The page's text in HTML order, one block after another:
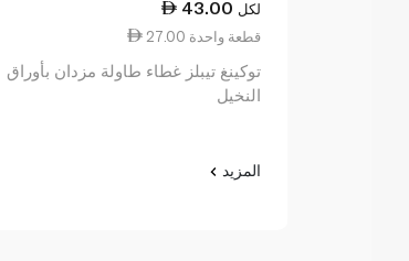
43.00 لكل
27.00 قطعة واحدة
توكينغ تيبلز غطاء طاولة مزدان بأوراق
النخيل
المزيد